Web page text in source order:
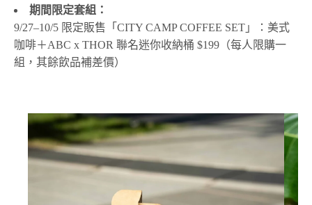
期間限定套組：
9/27–10/5 限定販售「CITY CAMP COFFEE SET」：美式
咖啡＋ABC x THOR 聯名迷你收納桶 $199（每人限購一
組，其餘飲品補差價）